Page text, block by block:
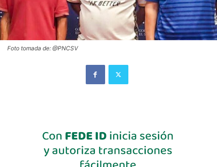
Foto tomada de: @PNCSV